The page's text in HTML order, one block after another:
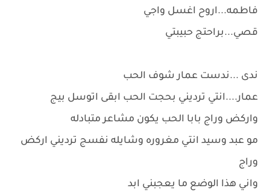
فاطمه...اروح اغسل واجي
قصي...براحتج حبيبتي
ندى ...ندست عمار شوف الحب
عمار....انتي ترديني بحجت الحب ابقى اتوسل بيج
واركض وراج بابا الحب يكون مشاعر متبادله
مو عبد وسيد انتي مغروره وشايله نفسج ترديني اركض
وراج
واني هذا الوضع ما يعجبني ابد